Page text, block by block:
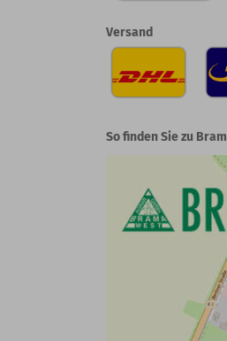
Versand
So finden Sie zu